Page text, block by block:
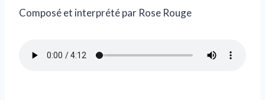
Composé et interprété par Rose Rouge